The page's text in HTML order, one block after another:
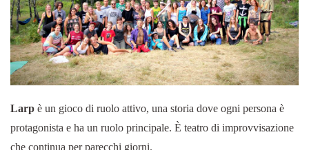
Larp è un gioco di ruolo attivo, una storia dove ogni persona è
protagonista e ha un ruolo principale. È teatro di improvvisazione
che continua per parecchi giorni.